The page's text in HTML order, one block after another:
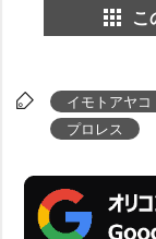
こ
イモトアヤコ
プロレス